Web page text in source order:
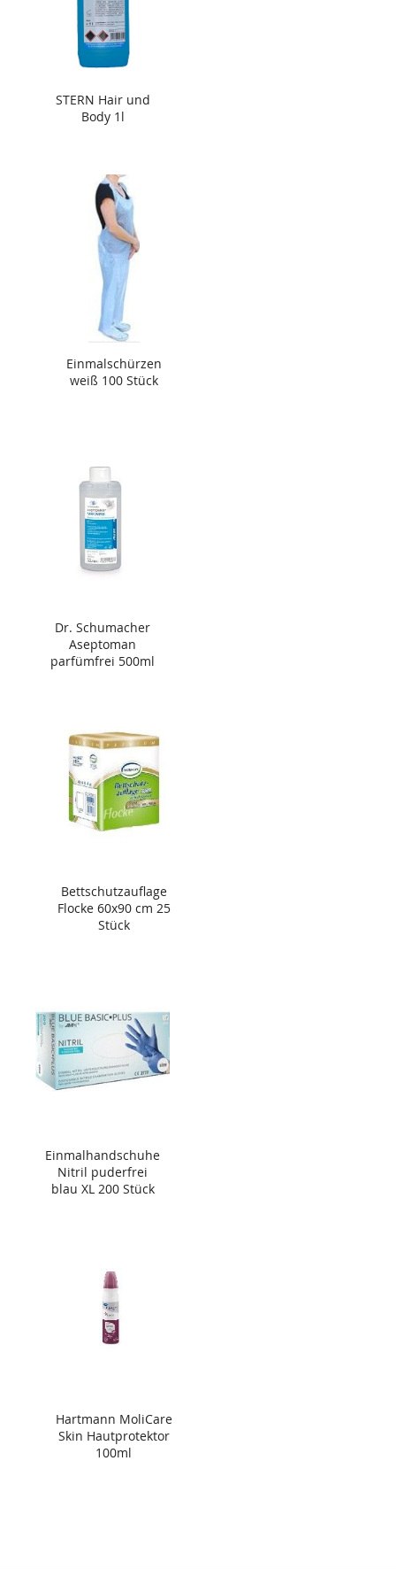
STERN Hair und
Body 1l
Einmalschürzen
weiß 100 Stück
Dr. Schumacher
Aseptoman
parfümfrei 500ml
Bettschutzauflage
Flocke 60x90 cm 25
Stück
Einmalhandschuhe
Nitril puderfrei
blau XL 200 Stück
Hartmann MoliCare
Skin Hautprotektor
100ml